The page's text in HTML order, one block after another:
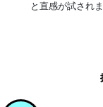
と直感が試されま